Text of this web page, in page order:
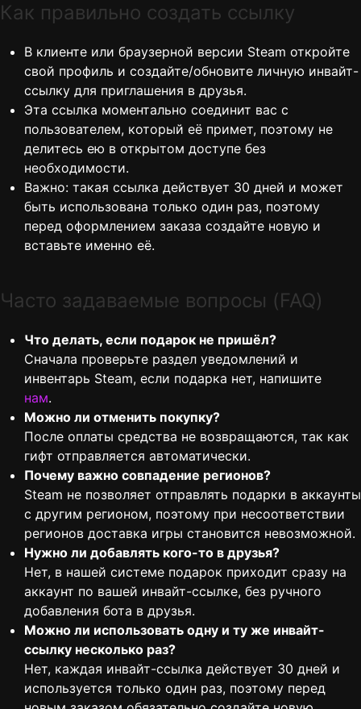
Как правильно создать ссылку
В клиенте или браузерной версии Steam откройте
свой профиль и создайте/обновите личную инвайт-
ссылку для приглашения в друзья.
Эта ссылка моментально соединит вас с
пользователем, который её примет, поэтому не
делитесь ею в открытом доступе без
необходимости.
Важно: такая ссылка действует 30 дней и может
быть использована только один раз, поэтому
перед оформлением заказа создайте новую и
вставьте именно её.
Часто задаваемые вопросы (FAQ)
Что делать, если подарок не пришёл?
Сначала проверьте раздел уведомлений и
инвентарь Steam, если подарка нет, напишите
нам.
Можно ли отменить покупку?
После оплаты средства не возвращаются, так как
гифт отправляется автоматически.
Почему важно совпадение регионов?
Steam не позволяет отправлять подарки в аккаунты
с другим регионом, поэтому при несоответствии
регионов доставка игры становится невозможной.
Нужно ли добавлять кого-то в друзья?
Нет, в нашей системе подарок приходит сразу на
аккаунт по вашей инвайт-ссылке, без ручного
добавления бота в друзья.
Можно ли использовать одну и ту же инвайт-
ссылку несколько раз?
Нет, каждая инвайт-ссылка действует 30 дней и
используется только один раз, поэтому перед